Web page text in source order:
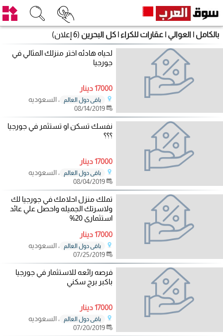
بالكامل | العوالي | عقارات للكراء | كل البحرين (6 إعلان)
لحياه هادئه اختر منزلك المثالي في
جورجيا
17000 دينار
باقي دول العالم
، السعوديه
08/14/2019
نفسك تسكن او تستثمر في جورجيا
؟؟؟
17000 دينار
باقي دول العالم
، السعوديه
08/04/2019
تملك منزل احلامك في جورجيا لك
ولاسرتك الجميله واحصل علي عائد
استثمارى 20%
17000 دينار
باقي دول العالم
، السعوديه
07/25/2019
فرصه رائعه للاستثمار في جورجيا
باكبر برج سكني
17000 دينار
باقي دول العالم
، السعوديه
07/20/2019